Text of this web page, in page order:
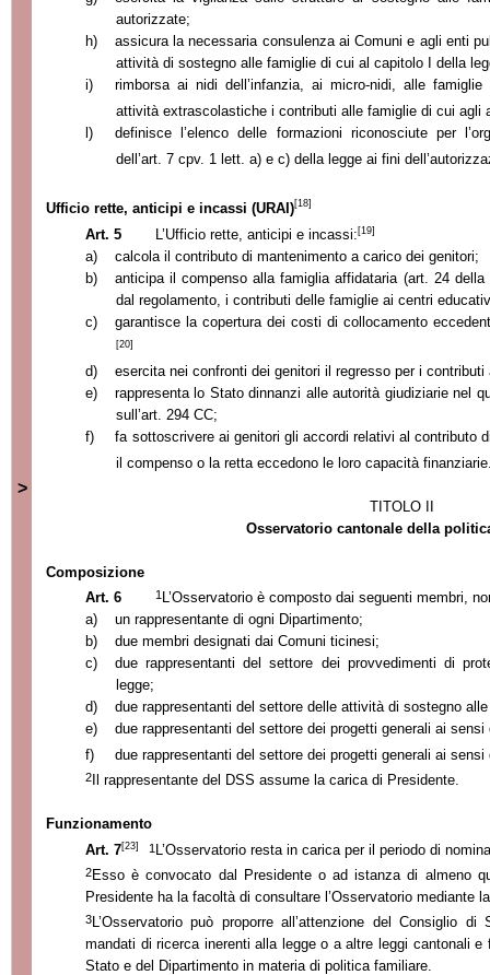
>
autorizzate;
h)
assicura la necessaria consulenza ai Comuni e agli enti
attività di sostegno alle famiglie di cui al capitolo I della
i)
rimborsa ai nidi dell’infanzia, ai micro-nidi, alle
attività extrascolastiche i contributi alle famiglie di cui agli
l)
definisce l’elenco delle formazioni riconosciute per
dell’art. 7 cpv. 1 lett. a) e c) della legge ai fini
Ufficio rette, anticipi e incassi (URAI)[18]
Art. 5 L’Ufficio rette, anticipi e incassi:[19]
a)
calcola il contributo di mantenimento a carico dei genitori;
b)
anticipa il compenso alla famiglia affidataria (art. 24
dal regolamento, i contributi delle famiglie ai centri
c)
garantisce la copertura dei costi di collocamento
[20]
d)
esercita nei confronti dei genitori il regresso per i contributi
e)
rappresenta lo Stato dinnanzi alle autorità giudiziarie nel
sull’art. 294 CC;
f)
fa sottoscrivere ai genitori gli accordi relativi al contributo
il compenso o la retta eccedono le loro capacità
TITOLO II
Osservatorio cantonale della
Composizione
Art. 6
1
L’Osservatorio è composto dai seguenti membri,
a)
un rappresentante di ogni Dipartimento;
b)
due membri designati dai Comuni ticinesi;
c)
due rappresentanti del settore dei provvedimenti di
legge;
d)
due rappresentanti del settore delle attività di sostegno
e)
due rappresentanti del settore dei progetti generali ai sensi
f)
due rappresentanti del settore dei progetti generali ai sensi
2 Il rappresentante del DSS assume la carica di Presidente.
Funzionamento
Art. 7[23] 1 L’Osservatorio resta in carica per il periodo di
2Esso è convocato dal Presidente o ad istanza di almeno
Presidente ha la facoltà di consultare l’Osservatorio mediante
3L’Osservatorio può proporre all’attenzione del Consiglio
mandati di ricerca inerenti alla legge o a altre leggi cantonali
Stato e del Dipartimento in materia di politica familiare.